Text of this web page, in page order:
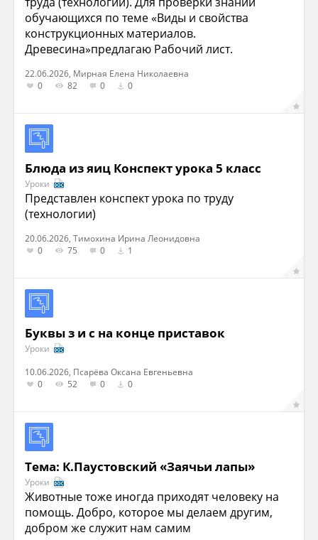
обучающихся по теме «Виды и свойства
конструкционных материалов.
Древесина»предлагаю Рабочий лист.
22.06.2026, Мирная Елена Николаевна
0
82 0 0
Блюда из яиц Конспект урока 5 класс
Уроки
Представлен конспект урока по труду
(технологии)
20.06.2026, Тимохина Ирина Леонидовна
0
75 0 1
Буквы з и с на конце приставок
Уроки
10.06.2026, Псарёва Оксана Евгеньевна
0
52 0 0
Тема: К.Паустовский «Заячьи лапы»
Уроки
Животные тоже иногда приходят человеку на
помощь. Добро, которое мы делаем другим,
добром же служит нам самим